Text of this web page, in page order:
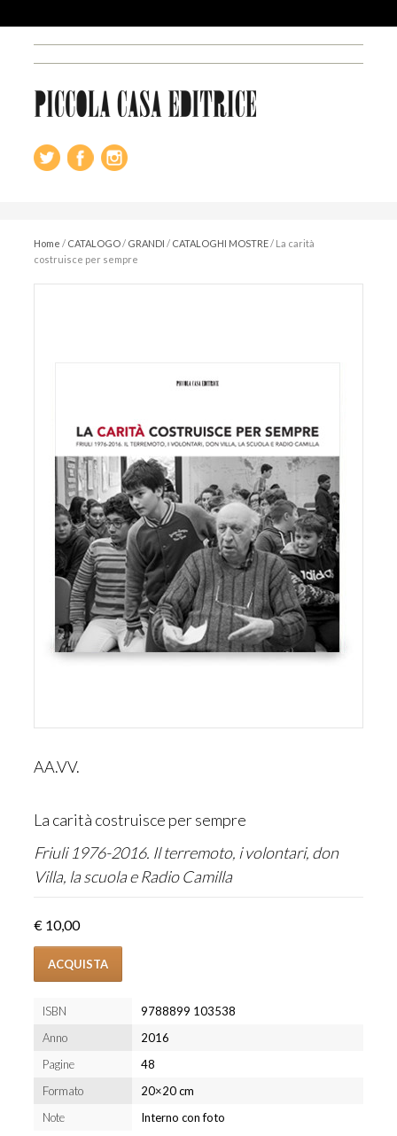
Home / CATALOGO/ GRANDI / CATALOGHI MOSTRE/ La carità
costruisce per sempre
AA.VV.
La carità costruisce per sempre
Friuli 1976-2016. Il terremoto, i volontari, don
Villa, la scuola e Radio Camilla
€ 10,00
ACQUISTA
ISBN
9788899 103538
Anno
2016
Pagine
48
Formato
20×20 cm
Note
Interno con foto